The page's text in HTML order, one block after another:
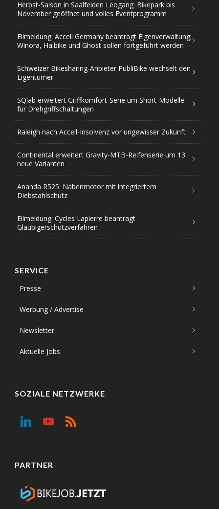
Herbst-Saison in Saalfelden Leogang: Bikepark bis
November geöffnet und volles Eventprogramm
Eilmeldung: Accell Germany beantragt Eigenverwaltung;
Winora, Haibike und Ghost sollen fortgeführt werden
Schweizer Bikesharing-Anbieter PubliBike wechselt den
Eigentümer
SQlab erweitert Griffkomfort-Serie um Short-Modelle
für Drehgriffschaltungen
Raleigh nach Accell-Insolvenz vor ungewisser Zukunft
Continental erweitert Gravity-MTB-Reifenserie um 13
neue Varianten
Ananda R525: Nabenmotor mit integriertem
Diebstahlschutz
Eilmeldung: Cycles Lapierre beantragt
Gläubigerschutzverfahren
SERVICE
Presse
Werbung / Advertise
Newsletter
Aktuelle Jobs
SOZIALE NETZWERKE
PARTNER